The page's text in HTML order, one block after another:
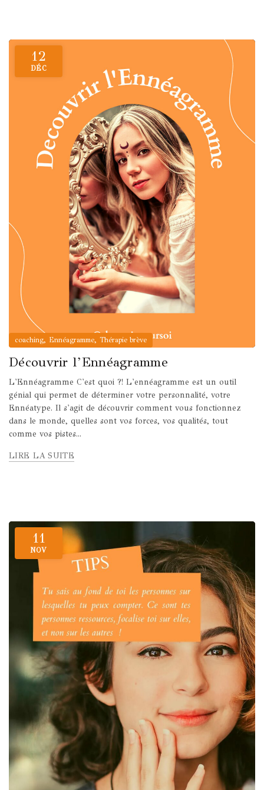
12
DÉC
coaching, Ennéagramme, Thérapie brève
Découvrir l’Ennéagramme
L'Ennéagramme C'est quoi ?! L'ennéagramme est un outil
génial qui permet de déterminer votre personnalité, votre
Ennéatype. Il s'agit de découvrir comment vous fonctionnez
dans le monde, quelles sont vos forces, vos qualités, tout
comme vos pistes...
LIRE LA SUITE
11
NOV